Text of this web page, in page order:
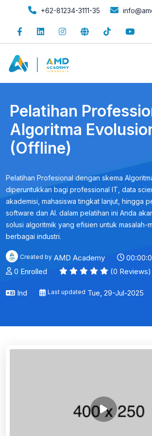
+62-81234-3111-35
Pelatihan
Algoritma
(Offline)
Pelatihan Profesional dengan skema
diperuntukkan bagi professional IT, data
akademisi, mahasiswa tingkat lanjut, hingga
software dan AI. dalam pelatihan ini Anda
solusi algoritmik yang efisien untuk masalah-
berbagai industri.
Created by AMD Academy
0 Enrolled
(0 Reviews)
Ind Last updated Tue, 29-Jul-2025